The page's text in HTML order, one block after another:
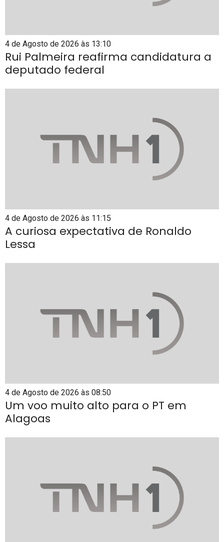
4 de Agosto de 2026 às 13:10
Rui Palmeira reafirma candidatura a
deputado federal
4 de Agosto de 2026 às 11:15
A curiosa expectativa de Ronaldo
Lessa
4 de Agosto de 2026 às 08:50
Um voo muito alto para o PT em
Alagoas